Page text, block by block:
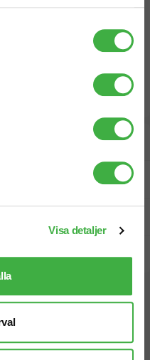
Visa detaljer